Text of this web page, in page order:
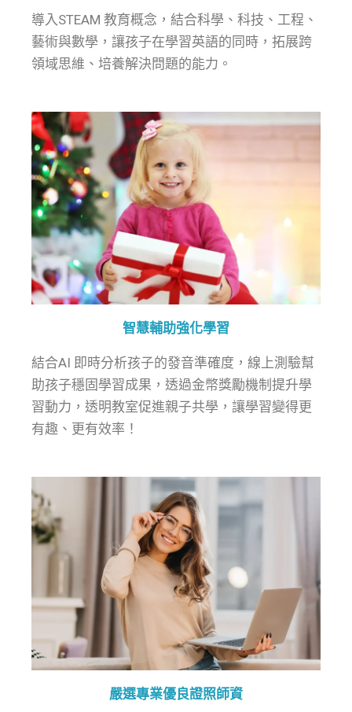
導入STEAM 教育概念，結合科學、科技、工程、
藝術與數學，讓孩子在學習英語的同時，拓展跨
領域思維、培養解決問題的能力。
智慧輔助強化學習
結合AI 即時分析孩子的發音準確度，線上測驗幫
助孩子穩固學習成果，透過金幣獎勵機制提升學
習動力，透明教室促進親子共學，讓學習變得更
有趣、更有效率！
嚴選專業優良證照師資